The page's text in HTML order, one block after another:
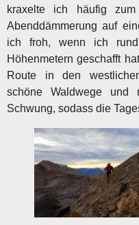
kraxelte ich häufig
Abenddämmerung auf
ich froh, wenn ich
Höhenmetern geschafft
Route in den
schöne Waldwege und
Schwung, sodass die